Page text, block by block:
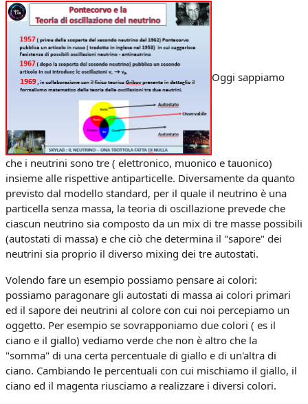
Oggi sappiamo
che i neutrini sono tre ( elettronico, muonico e tauonico)
insieme alle rispettive antiparticelle. Diversamente da quanto
previsto dal modello standard, per il quale il neutrino è una
particella senza massa, la teoria di oscillazione prevede che
ciascun neutrino sia composto da un mix di tre masse possibili
(autostati di massa) e che ciò che determina il "sapore" dei
neutrini sia proprio il diverso mixing dei tre autostati.
Volendo fare un esempio possiamo pensare ai colori:
possiamo paragonare gli autostati di massa ai colori primari
ed il sapore dei neutrini al colore con cui noi percepiamo un
oggetto. Per esempio se sovrapponiamo due colori ( es il
ciano e il giallo) vediamo verde che non è altro che la
"somma" di una certa percentuale di giallo e di un'altra di
ciano. Cambiando le percentuali con cui mischiamo il giallo, il
ciano ed il magenta riusciamo a realizzare i diversi colori.